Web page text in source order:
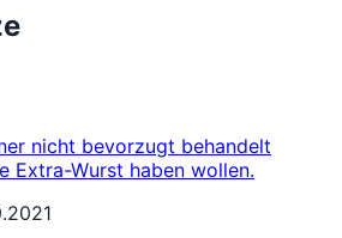
nicht bevorzugt behandelt
Extra-Wurst haben wollen.